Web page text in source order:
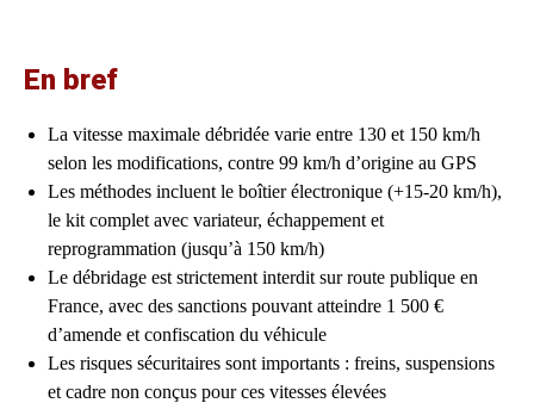
En bref
La vitesse maximale débridée varie entre 130 et 150 km/h
selon les modifications, contre 99 km/h d’origine au GPS
Les méthodes incluent le boîtier électronique (+15-20 km/h),
le kit complet avec variateur, échappement et
reprogrammation (jusqu’à 150 km/h)
Le débridage est strictement interdit sur route publique en
France, avec des sanctions pouvant atteindre 1 500 €
d’amende et confiscation du véhicule
Les risques sécuritaires sont importants : freins, suspensions
et cadre non conçus pour ces vitesses élevées